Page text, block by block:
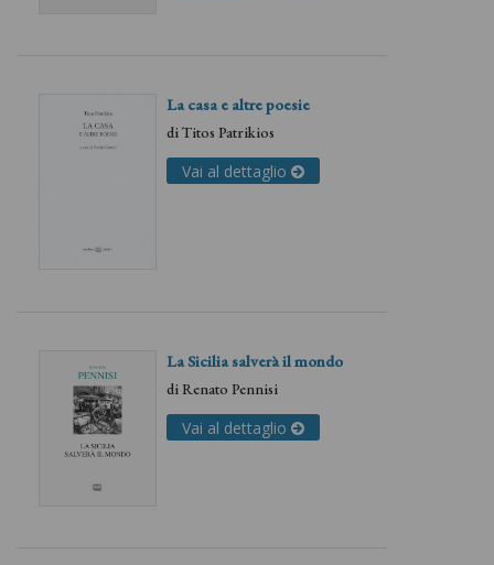
La casa e altre poesie
diTitos Patrikios
Vai al dettaglio
La Sicilia salverà il mondo
diRenato Pennisi
Vai al dettaglio